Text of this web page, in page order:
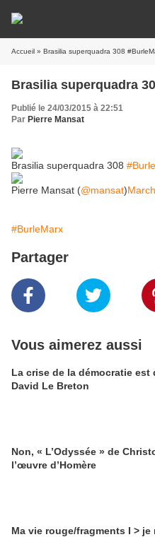
Accueil » Brasilia superquadra 308
Brasilia superquadra
Publié le 24/03/2015 à 22:51
Par Pierre Mansat
Brasilia superquadra 308
Pierre Mansat (@mansat)
#BurleMarx
Partager
Vous aimerez aussi
La crise de la démocratie est
David Le Breton
Non, « L’Odyssée » de
l’œuvre d’Homère
Ma vie rouge/fragments I > je